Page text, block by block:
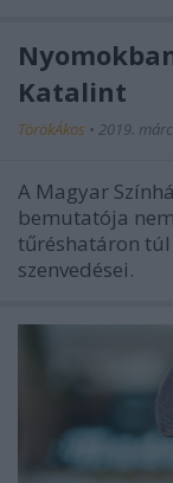
Katalint
TörökÁkos • 2019.
A Magyar
bemutatója
tűréshatáron
szenvedései.